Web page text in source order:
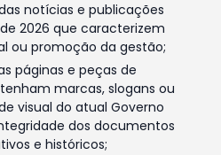
notícias e publicações
2026 que caracterizem
ou promoção da gestão;
páginas e peças de
marcas, slogans ou
visual do atual Governo
dos documentos
e históricos;